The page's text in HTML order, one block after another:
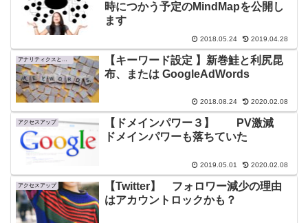
時につかう予定のMindMapを公開し
ます
2018.05.24 2019.04.28
【キーワード設定 】新巻鮭と利尻昆
布、または GoogleAdWords
2018.08.24 2020.02.08
アクセスアップ
【ドメインパワー３】 PV激減
ドメインパワーも落ちていた
2019.05.01 2020.02.08
アクセスアップ
【Twitter】 フォロワー減少の理由
はアカウントロックかも？